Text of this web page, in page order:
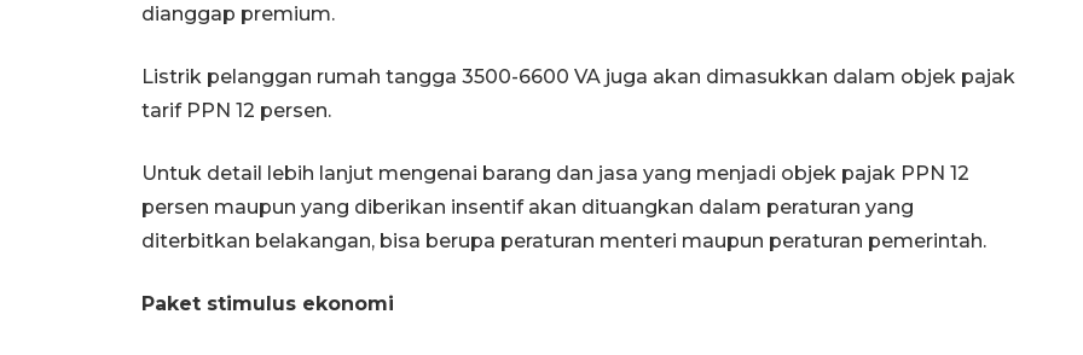
dianggap premium.
Listrik pelanggan rumah tangga 3500-6600 VA juga akan dimasukkan dalam objek pajak
tarif PPN 12 persen.
Untuk detail lebih lanjut mengenai barang dan jasa yang menjadi objek pajak PPN 12
persen maupun yang diberikan insentif akan dituangkan dalam peraturan yang
diterbitkan belakangan, bisa berupa peraturan menteri maupun peraturan pemerintah.
Paket stimulus ekonomi